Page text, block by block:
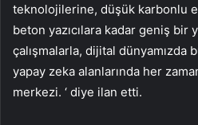
teknolojilerine, düşük karbonlu
beton yazıcılara kadar geniş bir
çalışmalarla, dijital dünyamızda
yapay zeka alanlarında her
merkezi. ‘ diye ilan etti.